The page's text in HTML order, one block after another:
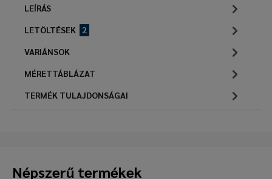
LEÍRÁS
LETÖLTÉSEK
2
VARIÁNSOK
MÉRETTÁBLÁZAT
TERMÉK TULAJDONSÁGAI
Népszerű termékek